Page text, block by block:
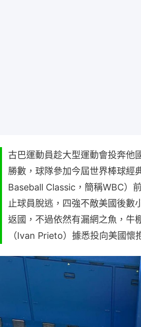
古巴運動員趁大型運動會投奔他
勝數，球隊參加今屆世界棒球經
Baseball Classic，簡稱WBC）
止球員脫逃，四強不敵美國後數
返國，不過依然有漏網之魚，牛
（Ivan Prieto）據悉投向美國懷